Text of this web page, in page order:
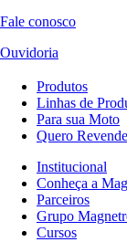
Fale conosco
Ouvidoria
Produtos
Linhas de
Para sua Moto
Quero
Institucional
Conheça a
Parceiros
Grupo
Cursos